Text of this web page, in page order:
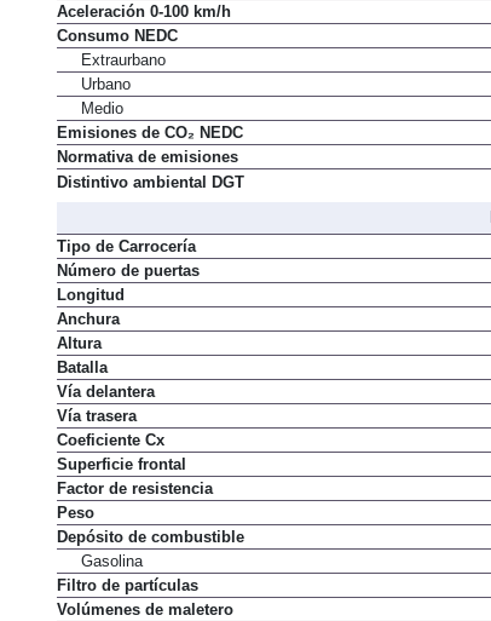
Aceleración 0-100 km/h
Consumo NEDC
Extraurbano
Urbano
Medio
Emisiones de CO₂ NEDC
Normativa de emisiones
Distintivo ambiental DGT
Tipo de Carrocería
Número de puertas
Longitud
Anchura
Altura
Batalla
Vía delantera
Vía trasera
Coeficiente Cx
Superficie frontal
Factor de resistencia
Peso
Depósito de combustible
Gasolina
Filtro de partículas
Volúmenes de maletero